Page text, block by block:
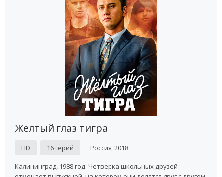
Желтый глаз тигра
HD 16 серий Россия, 2018
Калининград, 1988 год. Четверка школьных друзей